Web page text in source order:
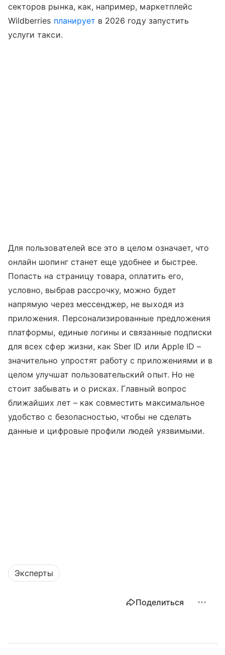
секторов рынка, как, например, маркетплейс
Wildberries планирует в 2026 году запустить
услуги такси.
Для пользователей все это в целом означает, что
онлайн шопинг станет еще удобнее и быстрее.
Попасть на страницу товара, оплатить его,
условно, выбрав рассрочку, можно будет
напрямую через мессенджер, не выходя из
приложения. Персонализированные предложения
платформы, единые логины и связанные подписки
для всех сфер жизни, как Sber ID или Apple ID –
значительно упростят работу с приложениями и в
целом улучшат пользовательский опыт. Но не
стоит забывать и о рисках. Главный вопрос
ближайших лет – как совместить максимальное
удобство с безопасностью, чтобы не сделать
данные и цифровые профили людей уязвимыми.
Эксперты
Поделиться